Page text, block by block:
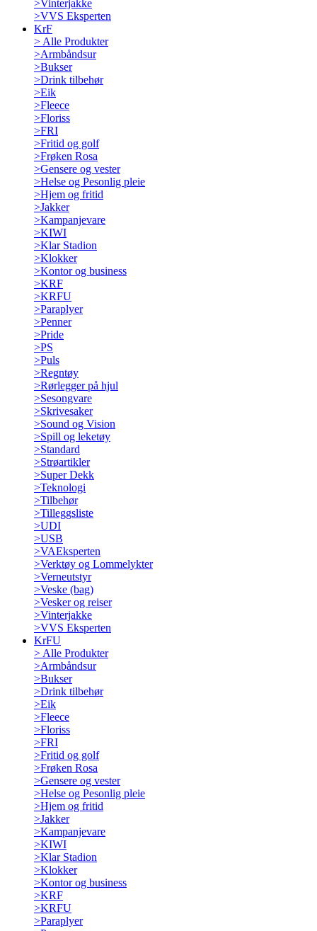
>Vinterjakke
>VVS Eksperten
KrF
> Alle Produkter
>Armbåndsur
>Bukser
>Drink tilbehør
>Eik
>Fleece
>Floriss
>FRI
>Fritid og golf
>Frøken Rosa
>Gensere og vester
>Helse og Pesonlig pleie
>Hjem og fritid
>Jakker
>Kampanjevare
>KIWI
>Klar Stadion
>Klokker
>Kontor og business
>KRF
>KRFU
>Paraplyer
>Penner
>Pride
>PS
>Puls
>Regntøy
>Rørlegger på hjul
>Sesongvare
>Skrivesaker
>Sound og Vision
>Spill og leketøy
>Standard
>Strøartikler
>Super Dekk
>Teknologi
>Tilbehør
>Tilleggsliste
>UDI
>USB
>VAEksperten
>Verktøy og Lommelykter
>Verneutstyr
>Veske (bag)
>Vesker og reiser
>Vinterjakke
>VVS Eksperten
KrFU
> Alle Produkter
>Armbåndsur
>Bukser
>Drink tilbehør
>Eik
>Fleece
>Floriss
>FRI
>Fritid og golf
>Frøken Rosa
>Gensere og vester
>Helse og Pesonlig pleie
>Hjem og fritid
>Jakker
>Kampanjevare
>KIWI
>Klar Stadion
>Klokker
>Kontor og business
>KRF
>KRFU
>Paraplyer